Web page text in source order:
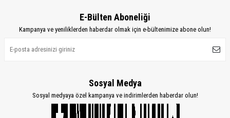
E-Bülten Aboneliği
Kampanya ve yeniliklerden haberdar olmak için e-bültenimize abone olun!
Sosyal Medya
Sosyal medyaya özel kampanya ve indirimlerden haberdar olun!